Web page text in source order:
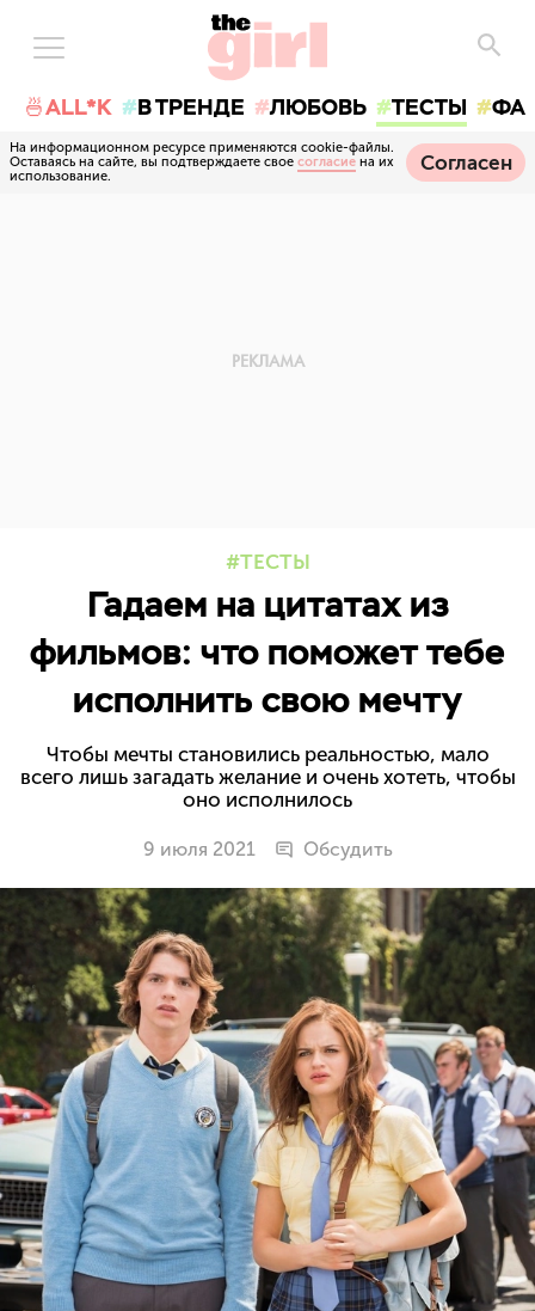
🍜ALL*K В ТРЕНДЕ ЛЮБОВЬ ТЕСТЫ
На информационном ресурсе применяются cookie-файлы.
Оставаясь на сайте, вы подтверждаете свое согласие на их
использование.
Согласен
ТЕСТЫ
Гадаем на цитатах из
фильмов: что поможет тебе
исполнить свою мечту
Чтобы мечты становились реальностью, мало
всего лишь загадать желание и очень хотеть, чтобы
оно исполнилось
9 июля 2021 Обсудить